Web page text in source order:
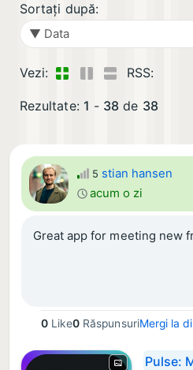
Sortați după:
▼ Data
Vezi: RSS:
Rezultate: 1 - 38 de 38
5 stian hansen
acum o zi
Great app for meeting new
0Like0 RăspunsuriMergi la
Pulse: